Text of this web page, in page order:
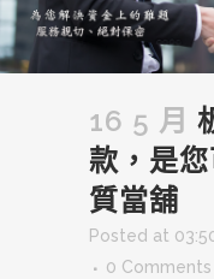
16 5 月
款，是
質當舖
Posted at
0 Comments